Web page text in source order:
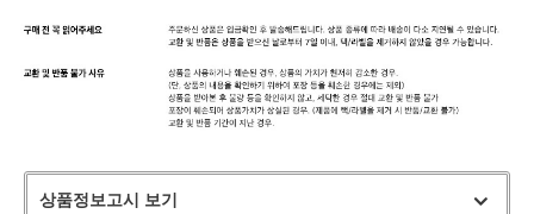
상품정보고시 보기